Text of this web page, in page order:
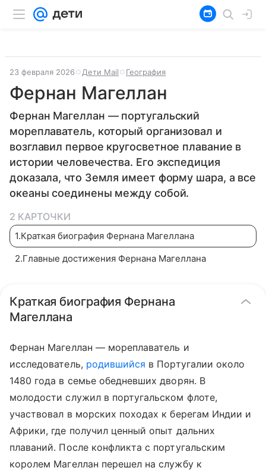
23 февраля 2026 Дети Mail География
Фернан Магеллан
Фернан Магеллан — португальский
мореплаватель, который организовал и
возглавил первое кругосветное плавание в
истории человечества. Его экспедиция
доказала, что Земля имеет форму шара, а все
океаны соединены между собой.
2 КАРТОЧКИ
1.Краткая биография Фернана Магеллана
2.Главные достижения Фернана Магеллана
Краткая биография Фернана
Магеллана
Фернан Магеллан — мореплаватель и
исследователь, родившийся в Португалии около
1480 года в семье обедневших дворян. В
молодости служил в португальском флоте,
участвовал в морских походах к берегам Индии и
Африки, где получил ценный опыт дальних
плаваний. После конфликта с португальским
королем Магеллан перешел на службу к